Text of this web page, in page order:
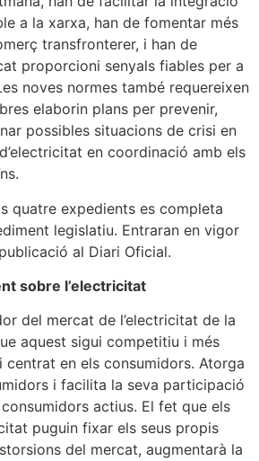
a la xarxa, han de fomentar més
transfronterer, i han de
proporcioni senyals fiables per a
noves normes també requereixen
elaborin plans per prevenir,
possibles situacions de crisi en
en coordinació amb els
quatre expedients es completa
legislatiu. Entraran en vigor
al Diari Oficial.
sobre l’electricitat
del mercat de l’electricitat de la
aquest sigui competitiu i més
en els consumidors. Atorga
i facilita la seva participació
actius. El fet que els
puguin fixar els seus propis
del mercat, augmentarà la